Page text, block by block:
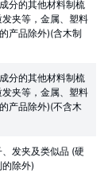
分的其他材料制梳
夹等，金属、塑料
产品除外)(含木制
分的其他材料制梳
夹等，金属、塑料
产品除外)(不含木
发夹及类似品 (硬
除外)